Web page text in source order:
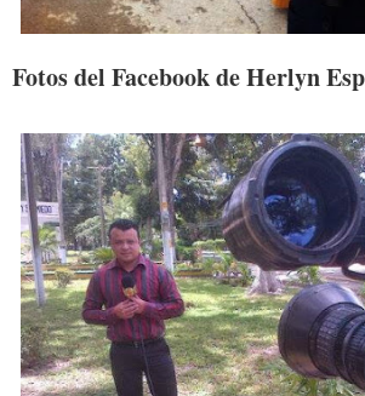
Fotos del Facebook de Herlyn